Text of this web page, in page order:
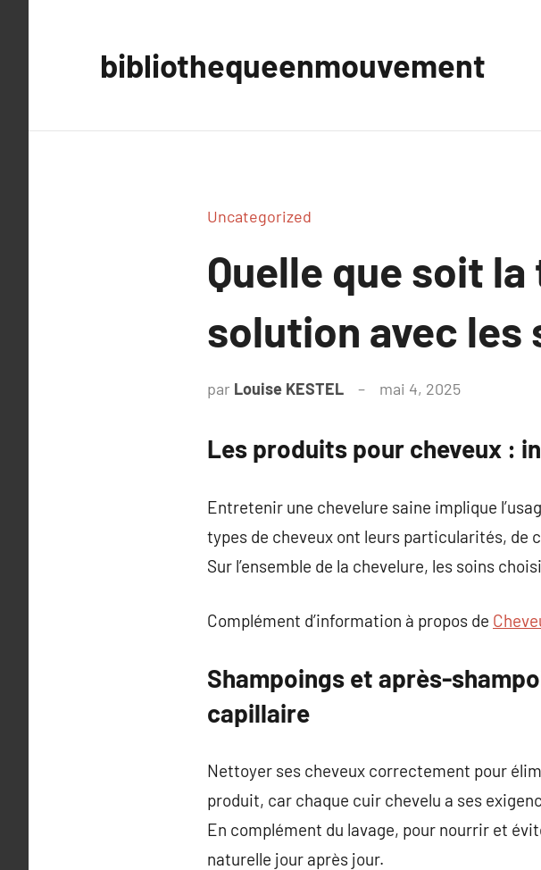
bibliothequeenmouvement
Uncategorized
Quelle que soit
solution avec les
par Louise KESTEL mai 4, 2025
Les produits pour cheveux :
Entretenir une chevelure saine implique
types de cheveux ont leurs particularités, de
Sur l’ensemble de la chevelure, les soins
Complément d’information à propos de
Shampoings et après-
capillaire
Nettoyer ses cheveux correctement pour
produit, car chaque cuir chevelu a ses
En complément du lavage, pour nourrir et
naturelle jour après jour.